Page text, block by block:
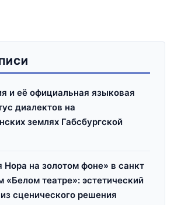
и её официальная языковая
диалектов на
землях Габсбургской
Нора на золотом фоне» в санкт
«Белом театре»: эстетический
сценического решения